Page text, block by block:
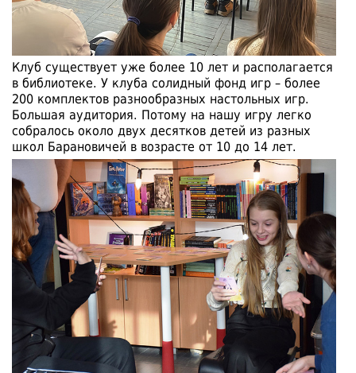
Клуб существует уже более 10 лет и располагается
в библиотеке. У клуба солидный фонд игр – более
200 комплектов разнообразных настольных игр.
Большая аудитория. Потому на нашу игру легко
собралось около двух десятков детей из разных
школ Барановичей в возрасте от 10 до 14 лет.